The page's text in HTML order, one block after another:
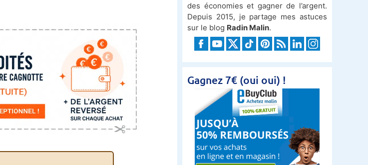
des économies et gagner de l’argent.
Depuis 2015, je partage mes astuces
sur le blog Radin Malin.
Gagnez 7€ (oui oui) !